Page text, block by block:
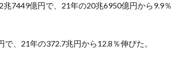
7449億円で、21年の20兆6950億円から9.9
、21年の372.7兆円から12.8％伸びた。